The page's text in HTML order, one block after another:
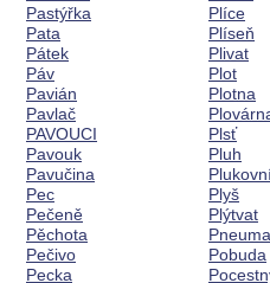
Pastýřka
Pata
Pátek
Páv
Pavián
Pavlač
PAVOUCI
Pavouk
Pavučina
Pec
Pečeně
Pěchota
Pečivo
Pecka
Plíce
Plíseň
Plivat
Plot
Plotna
Plsť
Pluh
Plyš
Plýtvat
Pobuda